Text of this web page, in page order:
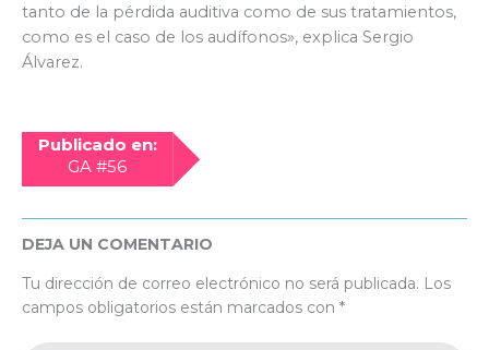
tanto de la pérdida auditiva como de sus tratamientos,
como es el caso de los audífonos», explica Sergio
Álvarez.
Publicado en:
GA #56
DEJA UN COMENTARIO
Tu dirección de correo electrónico no será publicada. Los
campos obligatorios están marcados con *